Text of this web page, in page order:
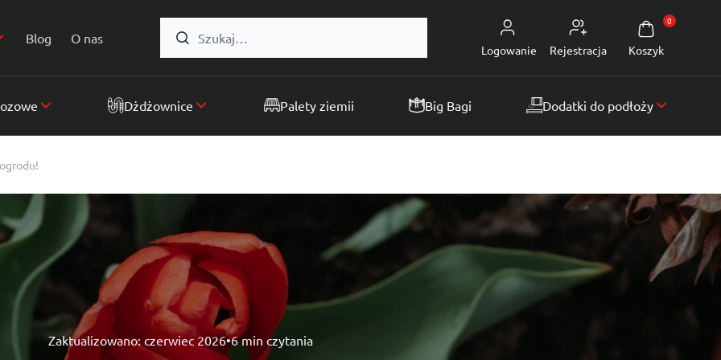
Blog O nas
Logowanie
Rejestracja Koszyk
0
Dżdżownice Palety ziemii Big Bagi Dodatki do podłoży
Zaktualizowano:czerwiec 2026•6 min czytania